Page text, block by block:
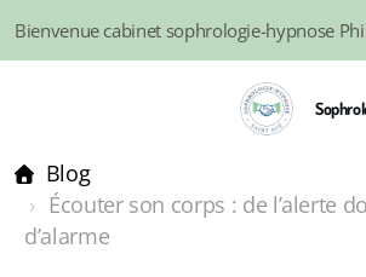
Bienvenue cabinet sophrologie-hypnose
Blog
Écouter son corps : de l’alerte
d’alarme